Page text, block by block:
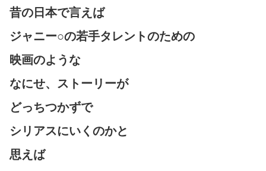
昔の日本で言えば
ジャニー○の若手タレントのための
映画のような
なにせ、ストーリーが
どっちつかずで
シリアスにいくのかと
思えば